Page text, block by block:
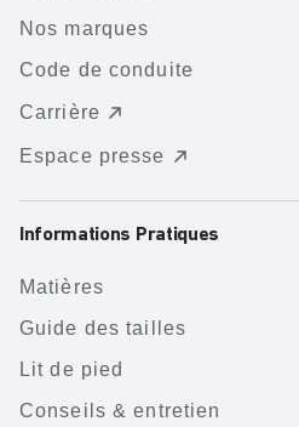
Nos marques
Code de conduite
Carrière
Espace presse
Informations Pratiques
Matières
Guide des tailles
Lit de pied
Conseils & entretien